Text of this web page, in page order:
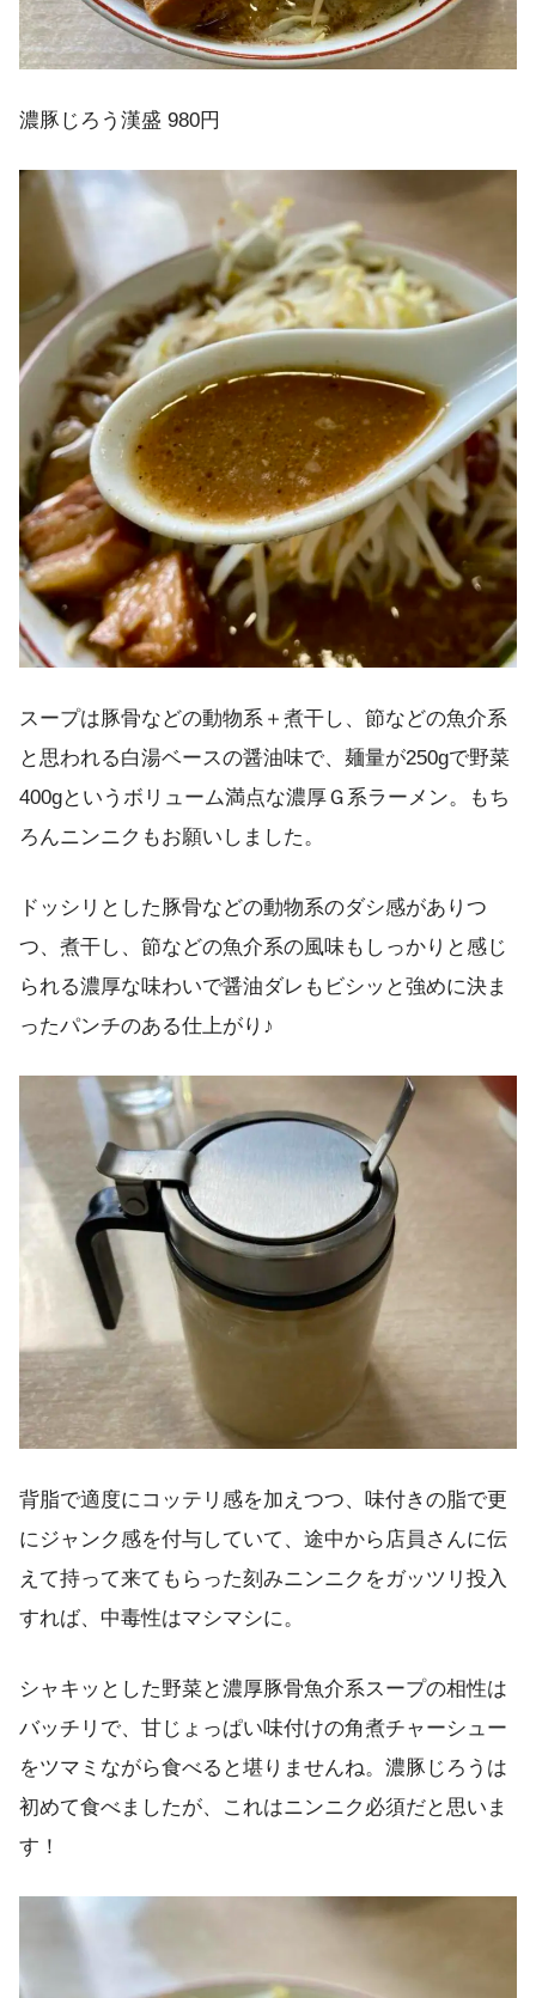
濃豚じろう漢盛 980円
スープは豚骨などの動物系＋煮干し、節などの魚介系
と思われる白湯ベースの醤油味で、麺量が250gで野菜
400gというボリューム満点な濃厚Ｇ系ラーメン。もち
ろんニンニクもお願いしました。
ドッシリとした豚骨などの動物系のダシ感がありつ
つ、煮干し、節などの魚介系の風味もしっかりと感じ
られる濃厚な味わいで醤油ダレもビシッと強めに決ま
ったパンチのある仕上がり♪
背脂で適度にコッテリ感を加えつつ、味付きの脂で更
にジャンク感を付与していて、途中から店員さんに伝
えて持って来てもらった刻みニンニクをガッツリ投入
すれば、中毒性はマシマシに。
シャキッとした野菜と濃厚豚骨魚介系スープの相性は
バッチリで、甘じょっぱい味付けの角煮チャーシュー
をツマミながら食べると堪りませんね。濃豚じろうは
初めて食べましたが、これはニンニク必須だと思いま
す！